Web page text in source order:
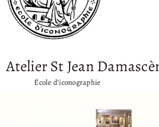
Atelier St Jean
École d’iconographie